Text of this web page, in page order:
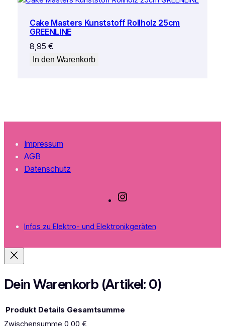
Cake Masters Kunststoff Rollholz 25cm
GREENLINE
8,95 €
In den Warenkorb
Impressum
AGB
Datenschutz
t
m
Infos zu Elektro- und Elektronikgeräten
Dein Warenkorb (Artikel: 0)
Produkt Details Gesamtsumme
Zwischensumme 0,00 €